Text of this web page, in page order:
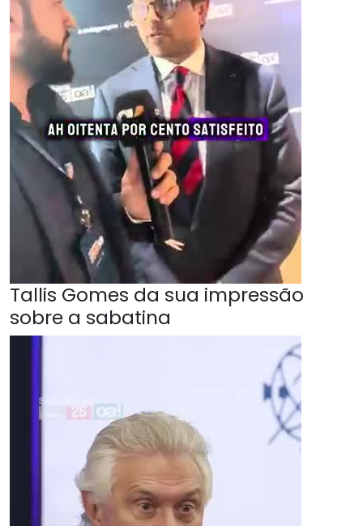
Tallis Gomes da sua impressão
sobre a sabatina